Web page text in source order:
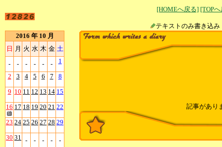
[HOMEへ戻る] [TOP
テキストのみ書
2016 年 10 月
日 月 火 水 木 金 土
- - - - - - 1
2 3 4 5 6 7 8
9 10 11 12 13 14 15
16 17 18 19 20 21 22
23 24 25 26 27 28 29
30 31 - - - - -
記事があり